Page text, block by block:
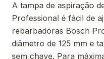
A tampa de aspiração
Professional é fácil de
rebarbadoras Bosch
diâmetro de 125 mm e
sem chave. Para